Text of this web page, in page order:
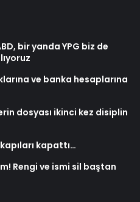
bir yanda YPG biz de
ve banka hesaplarına
dosyası ikinci kez disiplin
kapattı…
Rengi ve ismi sil baştan